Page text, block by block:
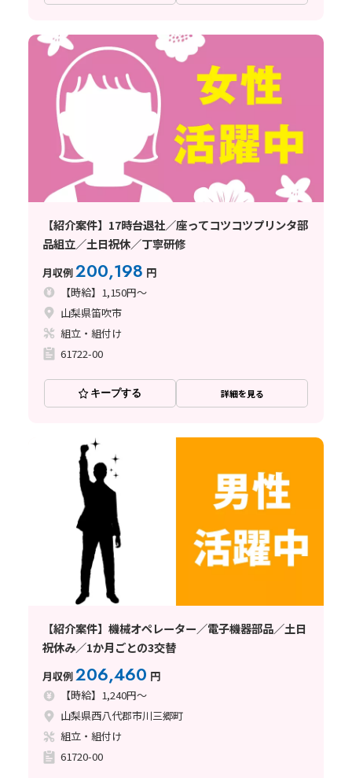
【紹介案件】17時台退社／座ってコツコツプリンタ部
品組立／土日祝休／丁寧研修
月収例200,198 円
【時給】1,150円～
山梨県笛吹市
組立・組付け
61722-00
キープする 詳細を見る
【紹介案件】機械オペレーター／電子機器部品／土日
祝休み／1か月ごとの3交替
月収例206,460 円
【時給】1,240円～
山梨県西八代郡市川三郷町
組立・組付け
61720-00